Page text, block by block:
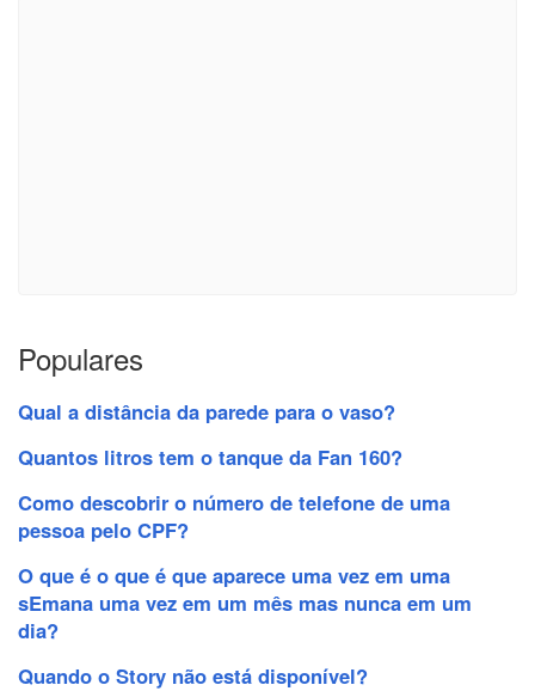
Populares
Qual a distância da parede para o vaso?
Quantos litros tem o tanque da Fan 160?
Como descobrir o número de telefone de uma
pessoa pelo CPF?
O que é o que é que aparece uma vez em uma
sEmana uma vez em um mês mas nunca em um
dia?
Quando o Story não está disponível?